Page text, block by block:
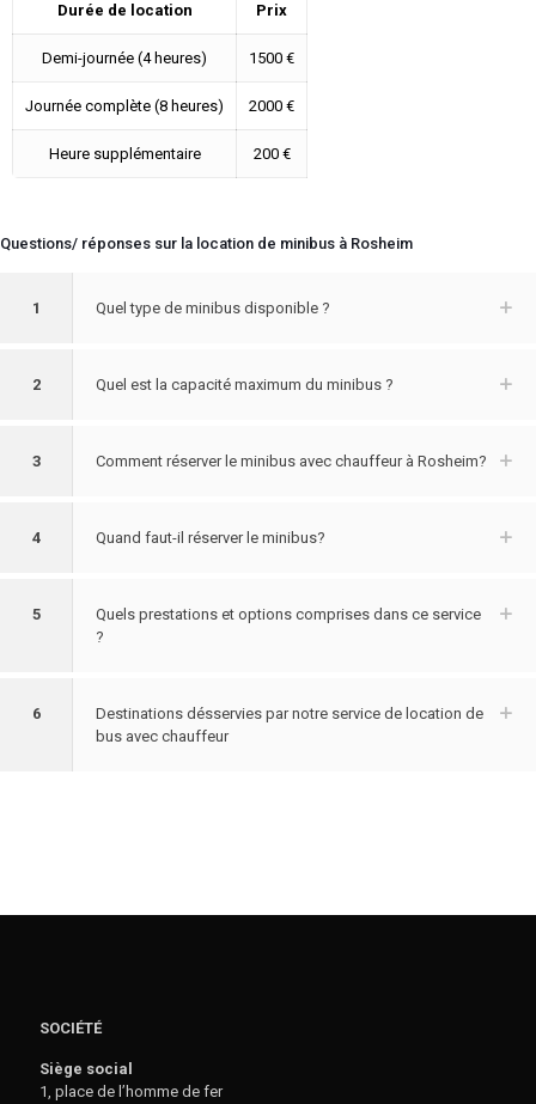
Durée de location Prix
Demi-journée (4 heures) 1500 €
Journée complète (8 heures) 2000 €
Heure supplémentaire 200 €
Questions/ réponses sur la location de minibus à Rosheim
1 Quel type de minibus disponible ?
2 Quel est la capacité maximum du minibus ?
3 Comment réserver le minibus avec chauffeur à Rosheim?
4 Quand faut-il réserver le minibus?
5
Quels prestations et options comprises dans ce service
?
6
Destinations désservies par notre service de location de
bus avec chauffeur
SOCIÉTÉ
Siège social
1, place de l’homme de fer